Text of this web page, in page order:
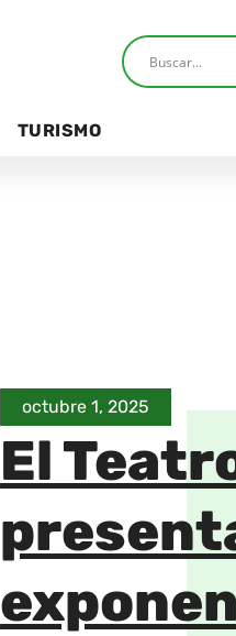
TURISMO
octubre 1, 2025
El